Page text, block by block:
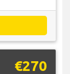
€270